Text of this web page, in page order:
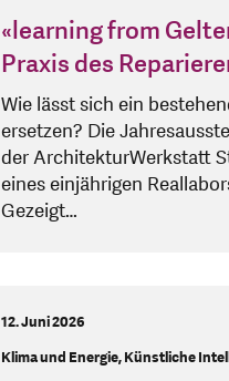
«learning from
Praxis des
Wie lässt sich ein
ersetzen? Die
der ArchitekturWerkstatt
eines einjährigen
Gezeigt…
12. Juni 2026
Klima und Energie, Künstliche